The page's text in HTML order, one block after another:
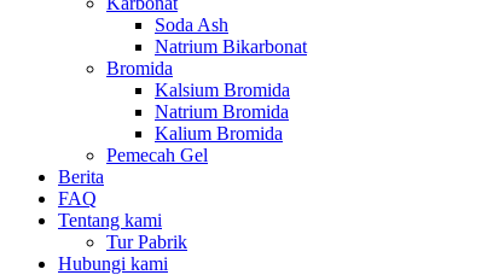
Soda Ash
Natrium Bikarbonat
Bromida
Kalsium Bromida
Natrium Bromida
Kalium Bromida
Pemecah Gel
Berita
FAQ
Tentang kami
Tur Pabrik
Hubungi kami